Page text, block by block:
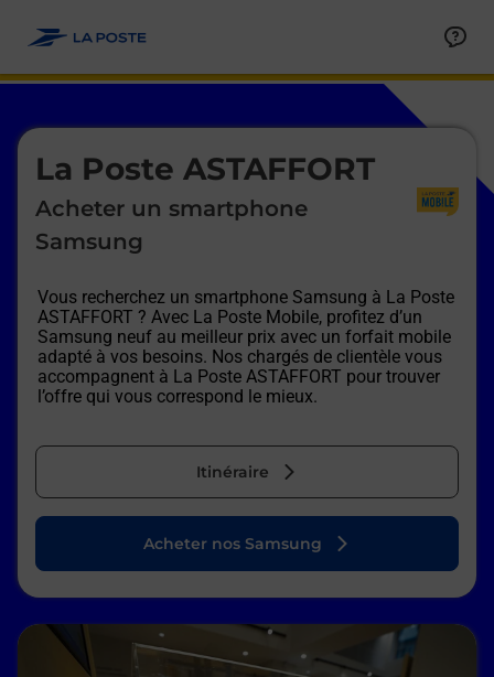
La Poste ASTAFFORT
Acheter un smartphone
Samsung
Vous recherchez un smartphone Samsung à La Poste
ASTAFFORT ? Avec La Poste Mobile, profitez d’un
Samsung neuf au meilleur prix avec un forfait mobile
adapté à vos besoins. Nos chargés de clientèle vous
accompagnent à La Poste ASTAFFORT pour trouver
l’offre qui vous correspond le mieux.
Itinéraire
Le lien s'ouvre dans un nouvel onglet
Acheter nos Samsung